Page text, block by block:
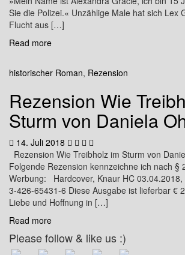
Sie die Polizei.« Unzählige Male hat sich Lex
Flucht aus […]
Read more
historischer Roman, Rezension
Rezension Wie
Sturm von Daniela
14. Juli 2018
Rezension Wie Treibholz im Sturm von
Folgende Rezension kennzeichne ich nach §
Werbung: Hardcover, Knaur HC 03.04.2018,
3-426-65431-6 Diese Ausgabe ist lieferbar
Liebe und Hoffnung in […]
Read more
Please follow & like us :)